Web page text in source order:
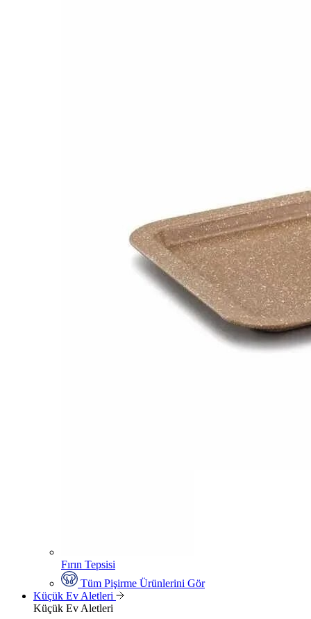
Fırın Tepsisi
Tüm Pişirme Ürünlerini Gör
Küçük Ev Aletleri
Küçük Ev Aletleri